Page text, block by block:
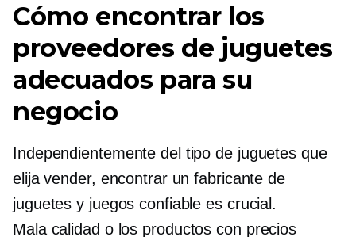
Cómo encontrar los
proveedores de juguetes
adecuados para su
negocio
Independientemente del tipo de juguetes que
elija vender, encontrar un fabricante de
juguetes y juegos confiable es crucial.
Mala calidad o los productos con precios